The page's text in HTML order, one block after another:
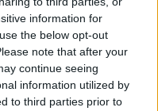
information for
the below opt-out
note that after your
continue seeing
information utilized by
to third parties prior to